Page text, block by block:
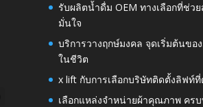
รับผลิตน้ำดื่ม OEM ทางเลือกที่ช่ว
มั่นใจ
บริการวางฤกษ์มงคล จุดเริ่มต้นขอ
ในชีวิต
x lift กับการเลือกบริษัทติดตั้งลิฟท์
เลือกแหล่งจำหน่ายผ้าคุณภาพ คร